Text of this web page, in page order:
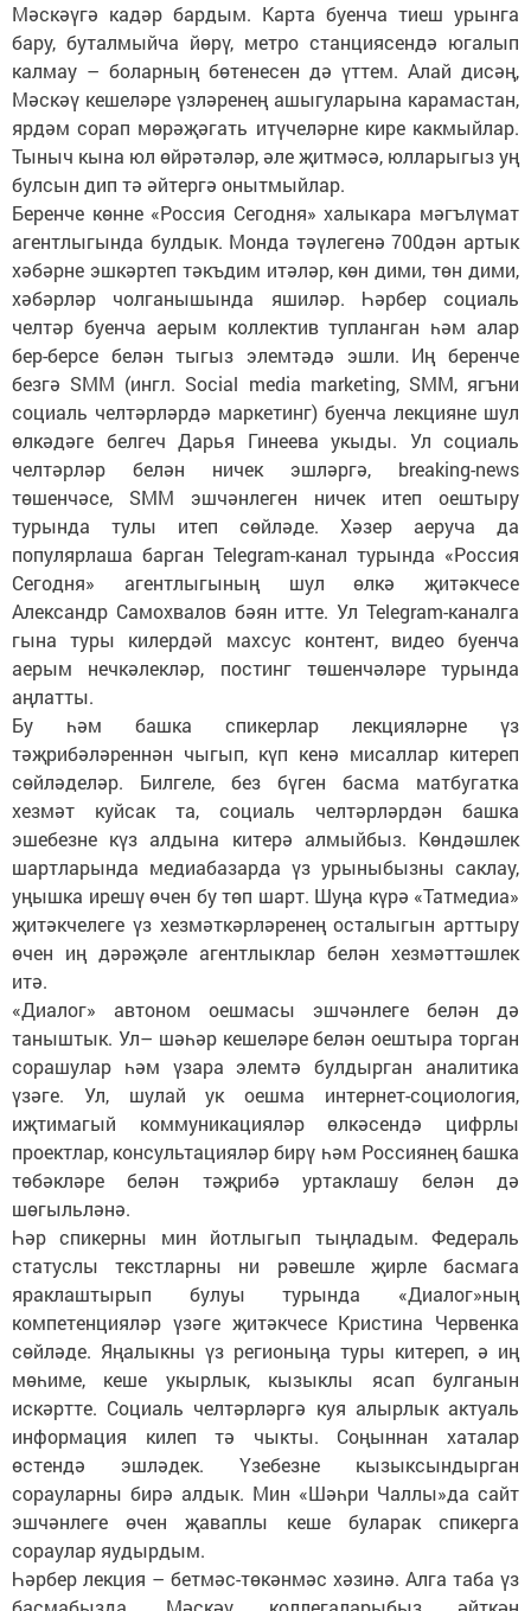
Мәскәүгә кадәр бардым. Карта буенча тиеш урынга
бару, буталмыйча йөрү, метро станциясендә югалып
калмау – боларның бөтенесен дә үттем. Алай дисәң,
Мәскәү кешеләре үзләренең ашыгуларына карамастан,
ярдәм сорап мөрәҗәгать итүчеләрне кире какмыйлар.
Тыныч кына юл өйрәтәләр, әле җитмәсә, юлларыгыз уң
булсын дип тә әйтергә онытмыйлар.
Беренче көнне «Россия Сегодня» халыкара мәгълүмат
агентлыгында булдык. Монда тәүлегенә 700дән артык
хәбәрне эшкәртеп тәкъдим итәләр, көн дими, төн дими,
хәбәрләр чолганышында яшиләр. Һәрбер социаль
челтәр буенча аерым коллектив тупланган һәм алар
бер-берсе белән тыгыз элемтәдә эшли. Иң беренче
безгә SMM (ингл. Social media marketing, SMM, ягъни
социаль челтәрләрдә маркетинг) буенча лекцияне шул
өлкәдәге белгеч Дарья Гинеева укыды. Ул социаль
челтәрләр белән ничек эшләргә, breaking-news
төшенчәсе, SMM эшчәнлеген ничек итеп оештыру
турында тулы итеп сөйләде. Хәзер аеруча да
популярлаша барган Telegram-канал турында «Россия
Сегодня» агентлыгының шул өлкә җитәкчесе
Александр Самохвалов бәян итте. Ул Telegram-каналга
гына туры килердәй махсус контент, видео буенча
аерым нечкәлекләр, постинг төшенчәләре турында
аңлатты.
Бу һәм башка спикерлар лекцияләрне үз
тәҗрибәләреннән чыгып, күп кенә мисаллар китереп
сөйләделәр. Билгеле, без бүген басма матбугатка
хезмәт куйсак та, социаль челтәрләрдән башка
эшебезне күз алдына китерә алмыйбыз. Көндәшлек
шартларында медиабазарда үз урыныбызны саклау,
уңышка ирешү өчен бу төп шарт. Шуңа күрә «Татмедиа»
җитәкчелеге үз хезмәткәрләренең осталыгын арттыру
өчен иң дәрәҗәле агентлыклар белән хезмәттәшлек
итә.
«Диалог» автоном оешмасы эшчәнлеге белән дә
таныштык. Ул– шәһәр кешеләре белән оештыра торган
сорашулар һәм үзара элемтә булдырган аналитика
үзәге. Ул, шулай ук оешма интернет-социология,
иҗтимагый коммуникацияләр өлкәсендә цифрлы
проектлар, консультацияләр бирү һәм Россиянең башка
төбәкләре белән тәҗрибә уртаклашу белән дә
шөгыльләнә.
Һәр спикерны мин йотлыгып тыңладым. Федераль
статуслы текстларны ни рәвешле җирле басмага
яраклаштырып булуы турында «Диалог»ның
компетенцияләр үзәге җитәкчесе Кристина Червенка
сөйләде. Яңалыкны үз регионыңа туры китереп, ә иң
мөһиме, кеше укырлык, кызыклы ясап булганын
искәртте. Социаль челтәрләргә куя алырлык актуаль
информация килеп тә чыкты. Соңыннан хаталар
өстендә эшләдек. Үзебезне кызыксындырган
сорауларны бирә алдык. Мин «Шәһри Чаллы»да сайт
эшчәнлеге өчен җаваплы кеше буларак спикерга
сораулар яудырдым.
Һәрбер лекция – бетмәс-төкәнмәс хәзинә. Алга таба үз